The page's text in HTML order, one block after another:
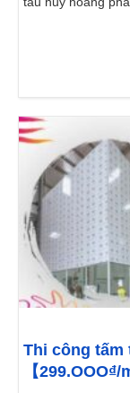
Thi công tấm
【299.OOO₫/